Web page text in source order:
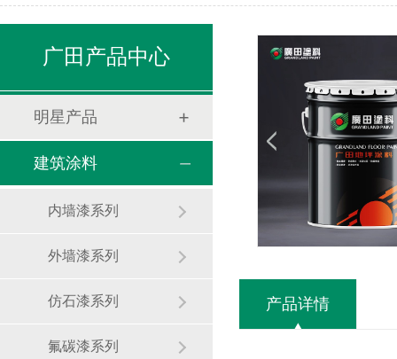
广田产品中心
明星产品
建筑涂料
内墙漆系列
外墙漆系列
仿石漆系列
氟碳漆系列
产品详情